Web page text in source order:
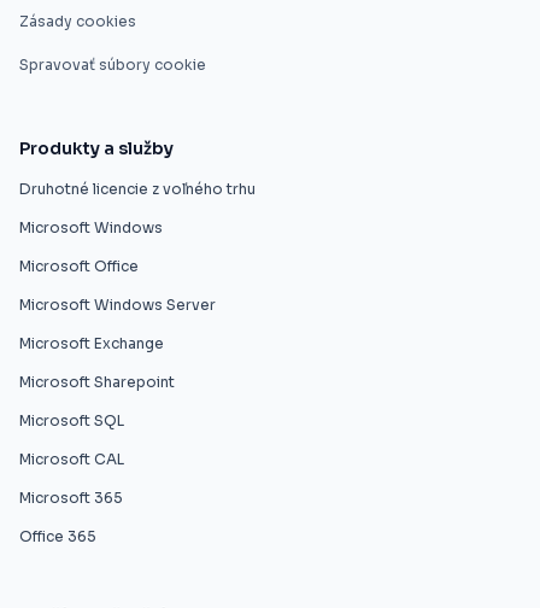
Zásady cookies
Spravovať súbory cookie
Produkty a služby
Druhotné licencie z voľného trhu
Microsoft Windows
Microsoft Office
Microsoft Windows Server
Microsoft Exchange
Microsoft Sharepoint
Microsoft SQL
Microsoft CAL
Microsoft 365
Office 365